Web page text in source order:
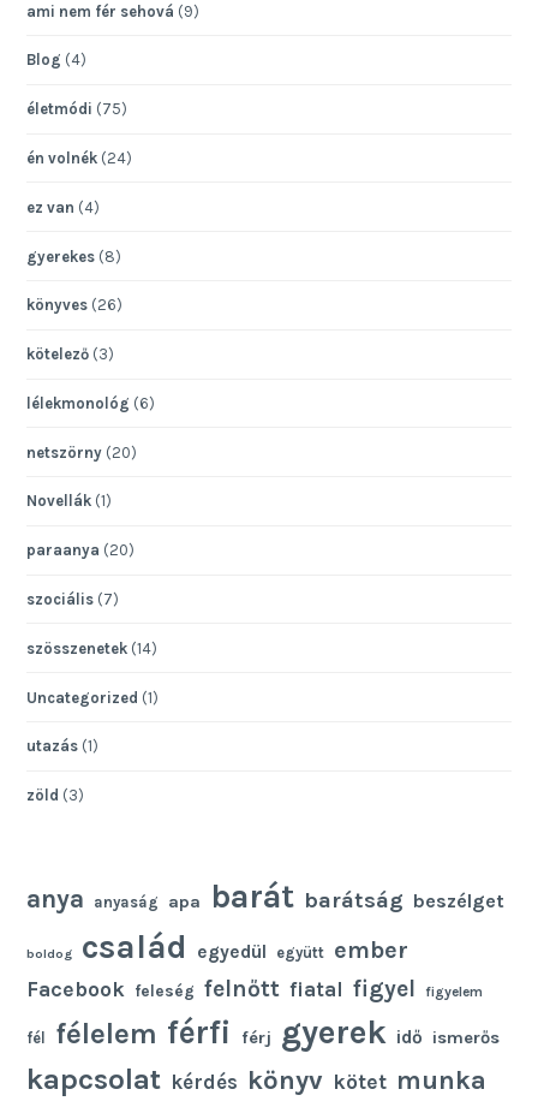
ami nem fér sehová (9)
Blog (4)
életmódi (75)
én volnék (24)
ez van (4)
gyerekes (8)
könyves (26)
kötelező (3)
lélekmonológ (6)
netszörny (20)
Novellák (1)
paraanya (20)
szociális (7)
szösszenetek (14)
Uncategorized (1)
utazás (1)
zöld (3)
anya anyaság apa barát barátság beszélget
boldog család egyedül együtt ember
Facebook feleség felnőtt fiatal figyel figyelem
fél félelem férfi férj gyerek idő ismerős
kapcsolat kérdés könyv kötet munka